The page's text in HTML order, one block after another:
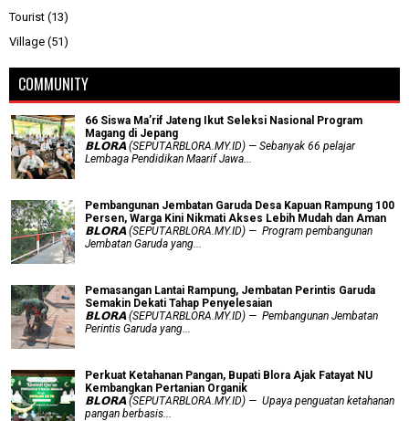
Tourist (13)
Village (51)
COMMUNITY
66 Siswa Ma’rif Jateng Ikut Seleksi Nasional Program
Magang di Jepang
𝗕𝗟𝗢𝗥𝗔 (SEPUTARBLORA.MY.ID) — Sebanyak 66 pelajar
Lembaga Pendidikan Maarif Jawa...
Pembangunan Jembatan Garuda Desa Kapuan Rampung 100
Persen, Warga Kini Nikmati Akses Lebih Mudah dan Aman
𝗕𝗟𝗢𝗥𝗔 (SEPUTARBLORA.MY.ID) — Program pembangunan
Jembatan Garuda yang...
Pemasangan Lantai Rampung, Jembatan Perintis Garuda
Semakin Dekati Tahap Penyelesaian
𝗕𝗟𝗢𝗥𝗔 (SEPUTARBLORA.MY.ID) — Pembangunan Jembatan
Perintis Garuda yang...
​Perkuat Ketahanan Pangan, Bupati Blora Ajak Fatayat NU
Kembangkan Pertanian Organik
𝗕𝗟𝗢𝗥𝗔 (SEPUTARBLORA.MY.ID) — Upaya penguatan ketahanan
pangan berbasis...